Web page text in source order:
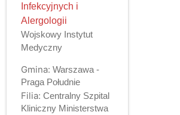
Infekcyjnych i
Alergologii
Wojskowy Instytut
Medyczny
Gmina: Warszawa -
Praga Południe
Filia: Centralny Szpital
Kliniczny Ministerstwa